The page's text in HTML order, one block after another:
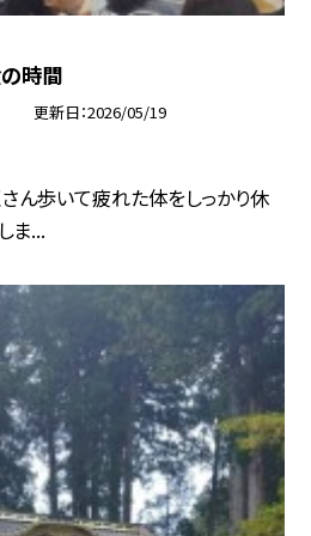
時間
更新日 2026/05/19
さん歩いて疲れた体をしっかり休
ま...